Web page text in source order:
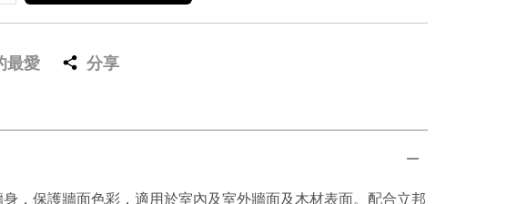
最愛 分享
，保護牆面色彩，適用於室內及室外牆面及木材表面。配合立邦